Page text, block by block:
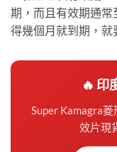
期，而且有效期通
得幾個月就到期，就
🔥 印
Super Kamagra
效片現